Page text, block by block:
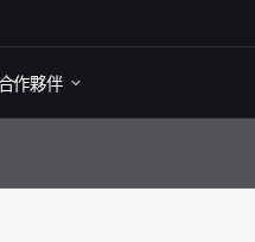
作​夥伴